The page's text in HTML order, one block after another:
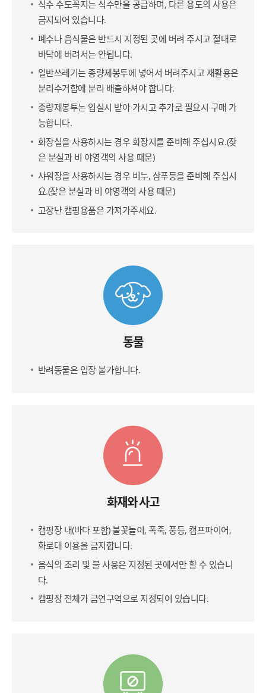
식수 수도꼭지는 식수만을 공급하며, 다른 용도의 사용은
금지되어 있습니다.
폐수나 음식물은 반드시 지정된 곳에 버려 주시고 절대로
바닥에 버려서는 안됩니다.
일반쓰레기는 종량제봉투에 넣어서 버려주시고 재활용은
분리수거함에 분리 배출하셔야 합니다.
종량제봉투는 입실시 받아 가시고 추가로 필요시 구매 가
능합니다.
화장실을 사용하시는 경우 화장지를 준비해 주십시요.(잦
은 분실과 비 야영객의 사용 때문)
샤워장을 사용하시는 경우 비누, 샴푸등을 준비해 주십시
요.(잦은 분실과 비 야영객의 사용 때문)
고장난 캠핑용품은 가져가주세요.
동물
반려동물은 입장 불가합니다.
화재와 사고
캠핑장 내(바다 포함) 불꽃놀이, 폭죽, 풍등, 캠프파이어,
화로대 이용을 금지합니다.
음식의 조리 및 불 사용은 지정된 곳에서만 할 수 있습니
다.
캠핑장 전체가 금연구역으로 지정되어 있습니다.